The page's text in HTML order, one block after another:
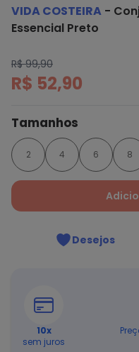
VIDA COSTEIRA -
Essencial Preto
R$ 99,90
R$ 52,90
Tamanhos
2 4 6 8
Desejos
10x
sem juros